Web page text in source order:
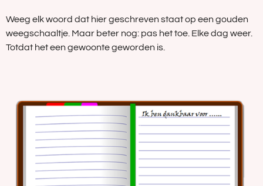
Weeg elk woord dat hier geschreven staat op een gouden
weegschaaltje. Maar beter nog: pas het toe. Elke dag weer.
Totdat het een gewoonte geworden is.